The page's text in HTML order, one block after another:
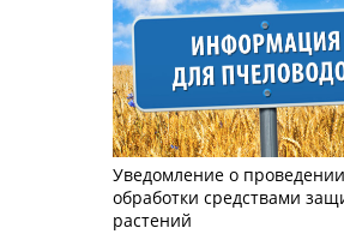
Уведомление о проведении
обработки средствами
растений